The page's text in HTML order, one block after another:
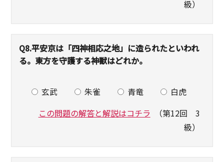
級）
Q8.平安京は「四神相応之地」に造られたといわれ
る。東方を守護する神獣はどれか。
玄武 朱雀 青竜
白虎
この問題の解答と解説はコチラ （第12回 3
級）